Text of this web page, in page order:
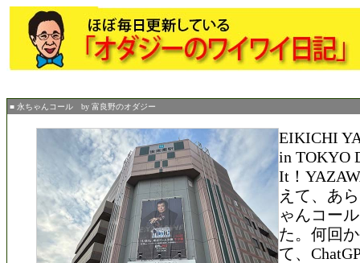
■ 永ちゃんコール by 富良野のオダジー
EIKICHI
in TOKYO
It！
えて、あ
ゃんコー
た。何回
て、